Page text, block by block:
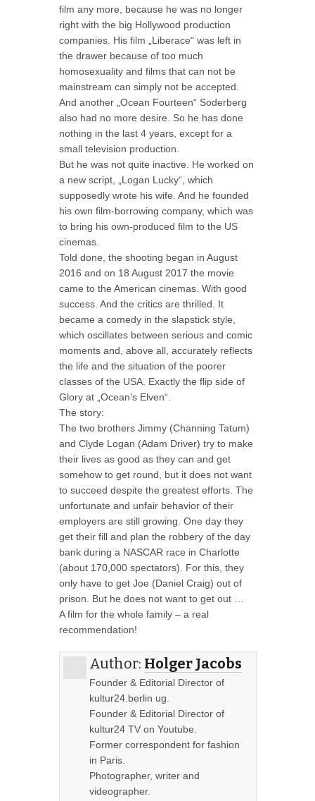
film any more, because he was no longer
right with the big Hollywood production
companies. His film „Liberace“ was left in
the drawer because of too much
homosexuality and films that can not be
mainstream can simply not be accepted.
And another „Ocean Fourteen“ Soderberg
also had no more desire. So he has done
nothing in the last 4 years, except for a
small television production.
But he was not quite inactive. He worked on
a new script, „Logan Lucky“, which
supposedly wrote his wife. And he founded
his own film-borrowing company, which was
to bring his own-produced film to the US
cinemas.
Told done, the shooting began in August
2016 and on 18 August 2017 the movie
came to the American cinemas. With good
success. And the critics are thrilled. It
became a comedy in the slapstick style,
which oscillates between serious and comic
moments and, above all, accurately reflects
the life and the situation of the poorer
classes of the USA. Exactly the flip side of
Glory at „Ocean’s Elven“.
The story:
The two brothers Jimmy (Channing Tatum)
and Clyde Logan (Adam Driver) try to make
their lives as good as they can and get
somehow to get round, but it does not want
to succeed despite the greatest efforts. The
unfortunate and unfair behavior of their
employers are still growing. One day they
get their fill and plan the robbery of the day
bank during a NASCAR race in Charlotte
(about 170,000 spectators). For this, they
only have to get Joe (Daniel Craig) out of
prison. But he does not want to get out …
A film for the whole family – a real
recommendation!
Author: Holger Jacobs
Founder & Editorial Director of
kultur24.berlin ug.
Founder & Editorial Director of
kultur24 TV on Youtube.
Former correspondent for fashion
in Paris.
Photographer, writer and
videographer.